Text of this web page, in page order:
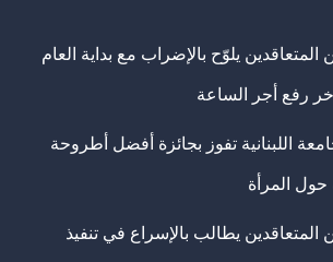
المتعاقدين يلوّح بالإضراب مع بداية العام
رفع أجر الساعة
اللبنانية تفوز بجائزة أفضل أطروحة
حول المرأة
المتعاقدين يطالب بالإسراع في تنفيذ